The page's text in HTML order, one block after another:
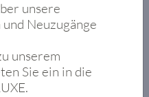
unsere
Neuzugänge
unserem
Sie ein in die